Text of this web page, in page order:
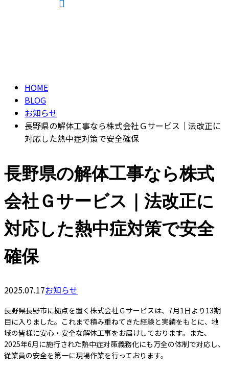
HOME
BLOG
お知らせ
長野県の解体工事なら株式会社Ｇサービス｜法改正に
対応した熱中症対策で安全確保
長野県の解体工事なら株式
会社Ｇサービス｜法改正に
対応した熱中症対策で安全
確保
2025.07.17お知らせ
長野県長野市に拠点を置く株式会社Ｇサービスは、7月1日より13期
目に入りました。これまで積み重ねてきた経験と実績をもとに、地
域の皆様に安心・安全な解体工事をお届けしております。また、
2025年6月に施行された熱中症対策義務化にも万全の体制で対応し、
従業員の安全を第一に現場作業を行っております。